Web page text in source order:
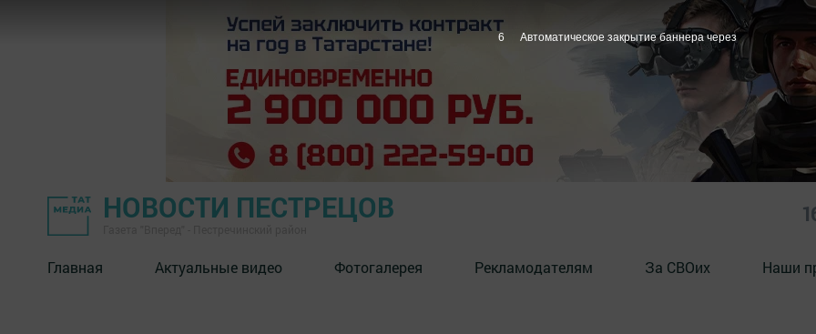
НОВОСТИ ПЕСТРЕЦОВ
Главная Актуальные видео Фотогалерея Рекламодателям За СВОих Наши
6 Автоматическое закрытие баннера через